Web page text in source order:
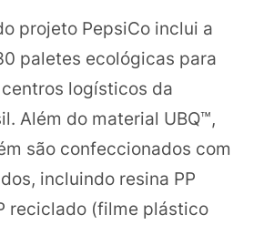
projeto PepsiCo inclui a
paletes ecológicas para
logísticos da
Além do material UBQ™,
são confeccionados com
incluindo resina PP
reciclado (filme plástico